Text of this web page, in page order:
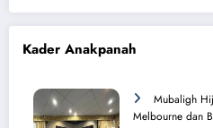
Kader Anakpanah
Mubaligh
Melbourne dan